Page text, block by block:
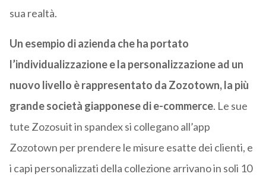
sua realtà.
Un esempio di azienda che ha portato
l’individualizzazione e la personalizzazione ad un
nuovo livello è rappresentato da Zozotown, la più
grande società giapponese di e-commerce. Le sue
tute Zozosuit in spandex si collegano all’app
Zozotown per prendere le misure esatte dei clienti, e
i capi personalizzati della collezione arrivano in soli 10